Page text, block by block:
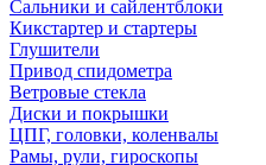
Сальники и сайлентблоки
Кикстартер и стартеры
Глушители
Привод спидометра
Ветровые стекла
Диски и покрышки
ЦПГ, головки, коленвалы
Рамы, рули, гироскопы